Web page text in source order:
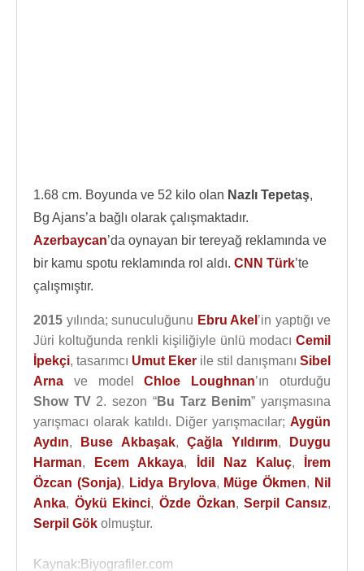
1.68 cm. Boyunda ve 52 kilo olan Nazlı Tepetaş,
Bg Ajans’a bağlı olarak çalışmaktadır.
Azerbaycan’da oynayan bir tereyağ reklamında ve
bir kamu spotu reklamında rol aldı. CNN Türk’te
çalışmıştır.
2015 yılında; sunuculuğunu Ebru Akel ’in yaptığı ve
Jüri koltuğunda renkli kişiliğiyle ünlü modacı Cemil
İpekçi, tasarımcı Umut Eker ile stil danışmanı Sibel
Arna ve modelChloe Loughnan’ın oturduğu
Show TV2. sezon “Bu Tarz Benim” yarışmasına
yarışmacı olarak katıldı. Diğer yarışmacılar; Aygün
Aydın, Buse Akbaşak,Çağla Yıldırım,
Duygu
Harman, Ecem Akkaya, İdil Naz Kaluç,
İrem
Özcan (Sonja), Lidya Brylova, Müge Ökmen, Nil
Anka, Öykü Ekinci,Özde Özkan,Serpil Cansız,
Serpil Gök olmuştur.
Kaynak:Biyografiler.com